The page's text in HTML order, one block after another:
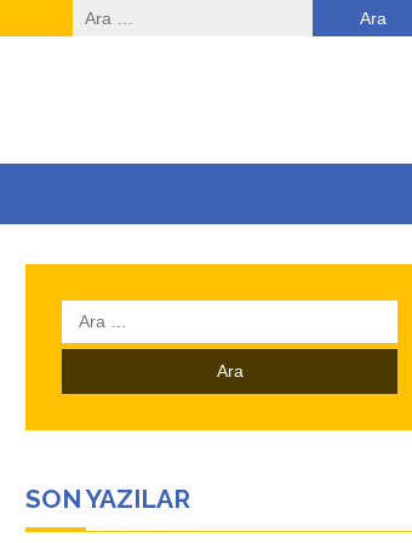
Arama:
Arama:
SON YAZILAR